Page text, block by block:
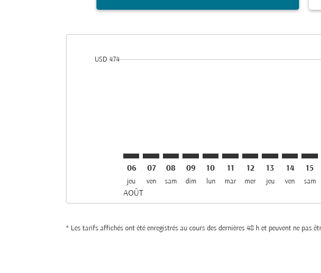
USD 474
06
jeu
AOÛT
07
ven
08
sam
09
dim
10
lun
11
mar
12
mer
13
jeu
14
ven
15
sam
* Les tarifs affichés ont été enregistrés au cours des dernières 48 h et peuvent ne pas